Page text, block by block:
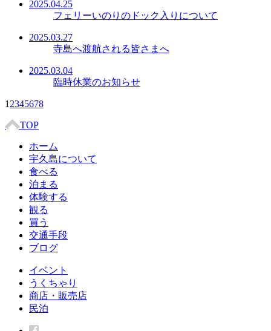
2025.04.25
フェリーいのりのドック入りについて
2025.03.27
寺島へ渡航される皆さまへ
2025.03.04
臨時休業のお知らせ
1 2345678
TOP
ホーム
宇久島について
食べる
泊まる
体験する
観る
買う
交通手段
ブログ
イベント
うくちゃり
商店・販売店
民泊